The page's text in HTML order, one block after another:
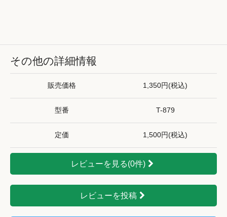
その他の詳細情報
販売価格 1,350円(税込)
型番 T-879
定価 1,500円(税込)
レビューを見る(0件)
レビューを投稿